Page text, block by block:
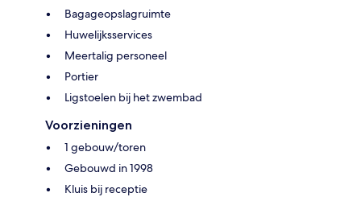
Bagageopslagruimte
Huwelijksservices
Meertalig personeel
Portier
Ligstoelen bij het zwembad
Voorzieningen
1 gebouw/toren
Gebouwd in 1998
Kluis bij receptie